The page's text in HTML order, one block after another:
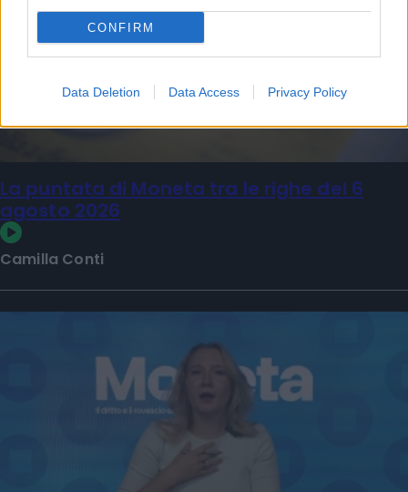
CONFIRM
Data Deletion Data Access Privacy Policy
La puntata di Moneta tra le righe del 6
agosto 2026